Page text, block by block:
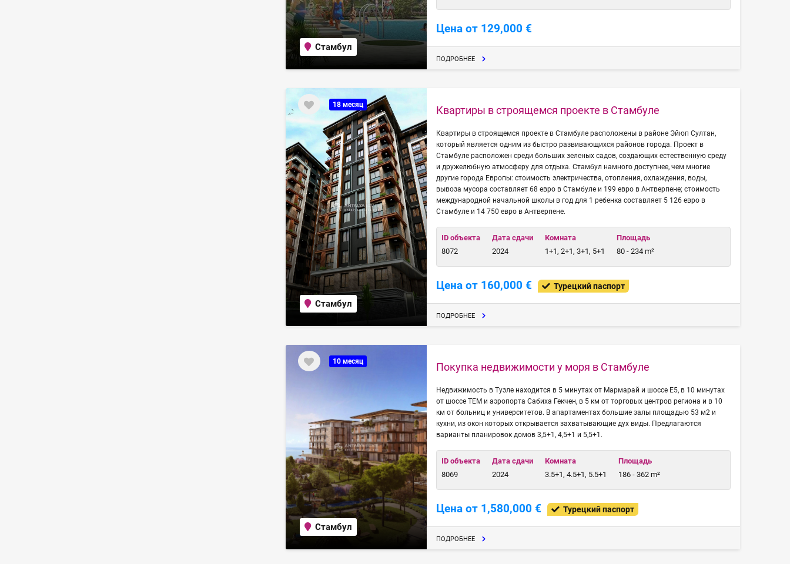
Стамбул
Цена от 129,000 €
ПОДРОБНЕЕ
18 месяц Квартиры в строящемся проекте в Стамбуле
Стамбул
Квартиры в строящемся проекте в Стамбуле расположены в районе Эйюп Султан,
который является одним из быстро развивающихся районов города. Проект в
Стамбуле расположен среди больших зеленых садов, создающих естественную среду
и дружелюбную атмосферу для отдыха. Стамбул намного доступнее, чем многие
другие города Европы: стоимость электричества, отопления, охлаждения, воды,
вывоза мусора составляет 68 евро в Стамбуле и 199 евро в Антверпене; стоимость
международной начальной школы в год для 1 ребенка составляет 5 126 евро в
Стамбуле и 14 750 евро в Антверпене.
ID объекта
8072
Дата сдачи
2024
Комната
1+1, 2+1, 3+1, 5+1
Площадь
80 - 234 m²
Цена от 160,000 € Турецкий паспорт
ПОДРОБНЕЕ
10 месяц Покупка недвижимости у моря в Стамбуле
Стамбул
Недвижимость в Тузле находится в 5 минутах от Мармарай и шоссе E5, в 10 минутах
от шоссе TEM и аэропорта Сабиха Гекчен, в 5 км от торговых центров региона и в 10
км от больниц и университетов. В апартаментах большие залы площадью 53 м2 и
кухни, из окон которых открывается захватывающие дух виды. Предлагаются
варианты планировок домов 3,5+1, 4,5+1 и 5,5+1.
ID объекта
8069
Дата сдачи
2024
Комната
3.5+1, 4.5+1, 5.5+1
Площадь
186 - 362 m²
Цена от 1,580,000 € Турецкий паспорт
ПОДРОБНЕЕ